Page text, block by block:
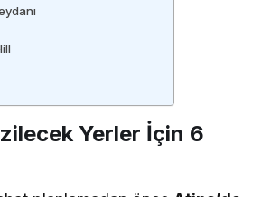
Yerler İçin 6